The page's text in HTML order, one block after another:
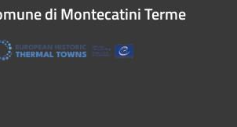
di Montecatini Terme